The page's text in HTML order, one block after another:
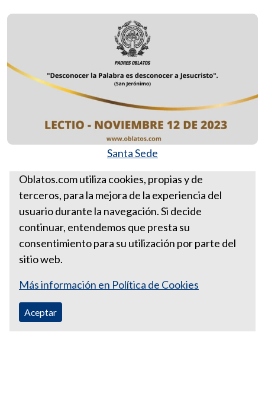
Santa Sede
Más Lectios Divinas
LECTIO NOVIEMBRE 12 DE
2023
Oblatos.com utiliza cookies, propias y de
terceros, para la mejora de la experiencia del
usuario durante la navegación. Si decide
continuar, entendemos que presta su
consentimiento para su utilización por parte del
sitio web.
Más información en Política de Cookies
Aceptar